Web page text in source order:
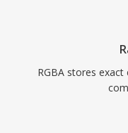
RGBA stores